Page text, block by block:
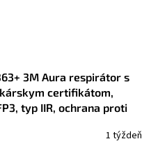
3M Aura respirátor s
certifikátom,
typ IIR, ochrana proti
1 týždeň